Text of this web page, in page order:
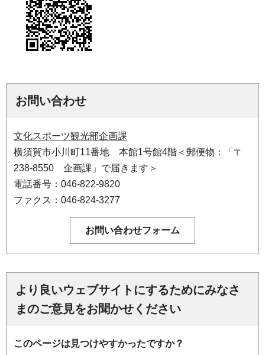
お問い合わせ
文化スポーツ観光部企画課
横須賀市小川町11番地 本館1号館4階＜郵便物：「〒
238-8550 企画課」で届きます＞
電話番号：046-822-9820
ファクス：046-824-3277
より良いウェブサイトにするためにみなさ
まのご意見をお聞かせください
このページは見つけやすかったですか？